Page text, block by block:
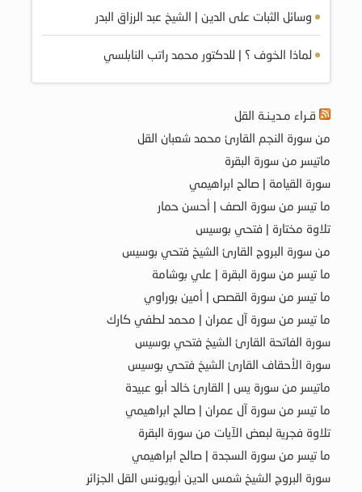
وسائل الثبات على الدين | الشيخ عبد الرزاق البدر
لماذا الخوف ؟ | للدكتور محمد راتب النابلسي
قـراء مـديـنـة القل
من سورة النجم القارئ محمد شعبان القل
ماتيسر من سورة البقرة
سورة القيامة | صالح ابراهيمي
ما تيسر من سورة الصف | أحسن حمار
تلاوة مختارة | فتحي بوسيس
من سورة البروج القارئ الشيخ فتحي بوسيس
ما تيسر من سورة البقرة | علي بوشامة
ما تيسر من سورة القصص | أمين بوراوي
ما تيسر من سورة آل عمران | محمد لطفي كارك
سورة الفاتحة القارئ الشيخ فتحي بوسيس
سورة الأحقاف القارئ الشيخ فتحي بوسيس
ماتيسر من سورة يس | القارئ خالد أبو عبيدة
ما تيسر من سورة آل عمران | صالح ابراهيمي
تلاوة فجرية لبعض الآيات من سورة البقرة
ما تيسر من سورة السجدة | صالح ابراهيمي
سورة البروج الشيخ شمس الدين أبويونس القل الجزائر